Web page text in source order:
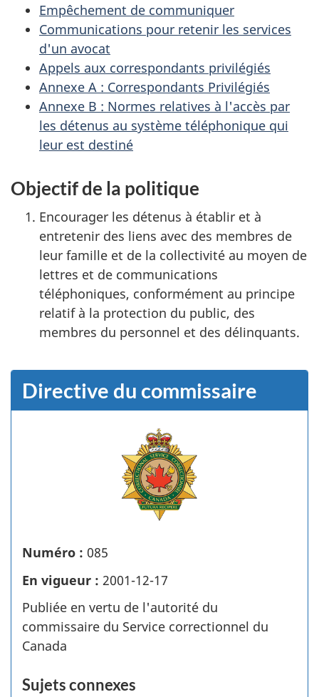
Empêchement de communiquer
Communications pour retenir les services
d'un avocat
Appels aux correspondants privilégiés
Annexe A : Correspondants Privilégiés
Annexe B : Normes relatives à l'accès par
les détenus au système téléphonique qui
leur est destiné
Objectif de la politique
Encourager les détenus à établir et à
entretenir des liens avec des membres de
leur famille et de la collectivité au moyen de
lettres et de communications
téléphoniques, conformément au principe
relatif à la protection du public, des
membres du personnel et des délinquants.
Directive du commissaire
Numéro : 085
En vigueur : 2001-12-17
Publiée en vertu de l'autorité du
commissaire du Service correctionnel du
Canada
Sujets connexes